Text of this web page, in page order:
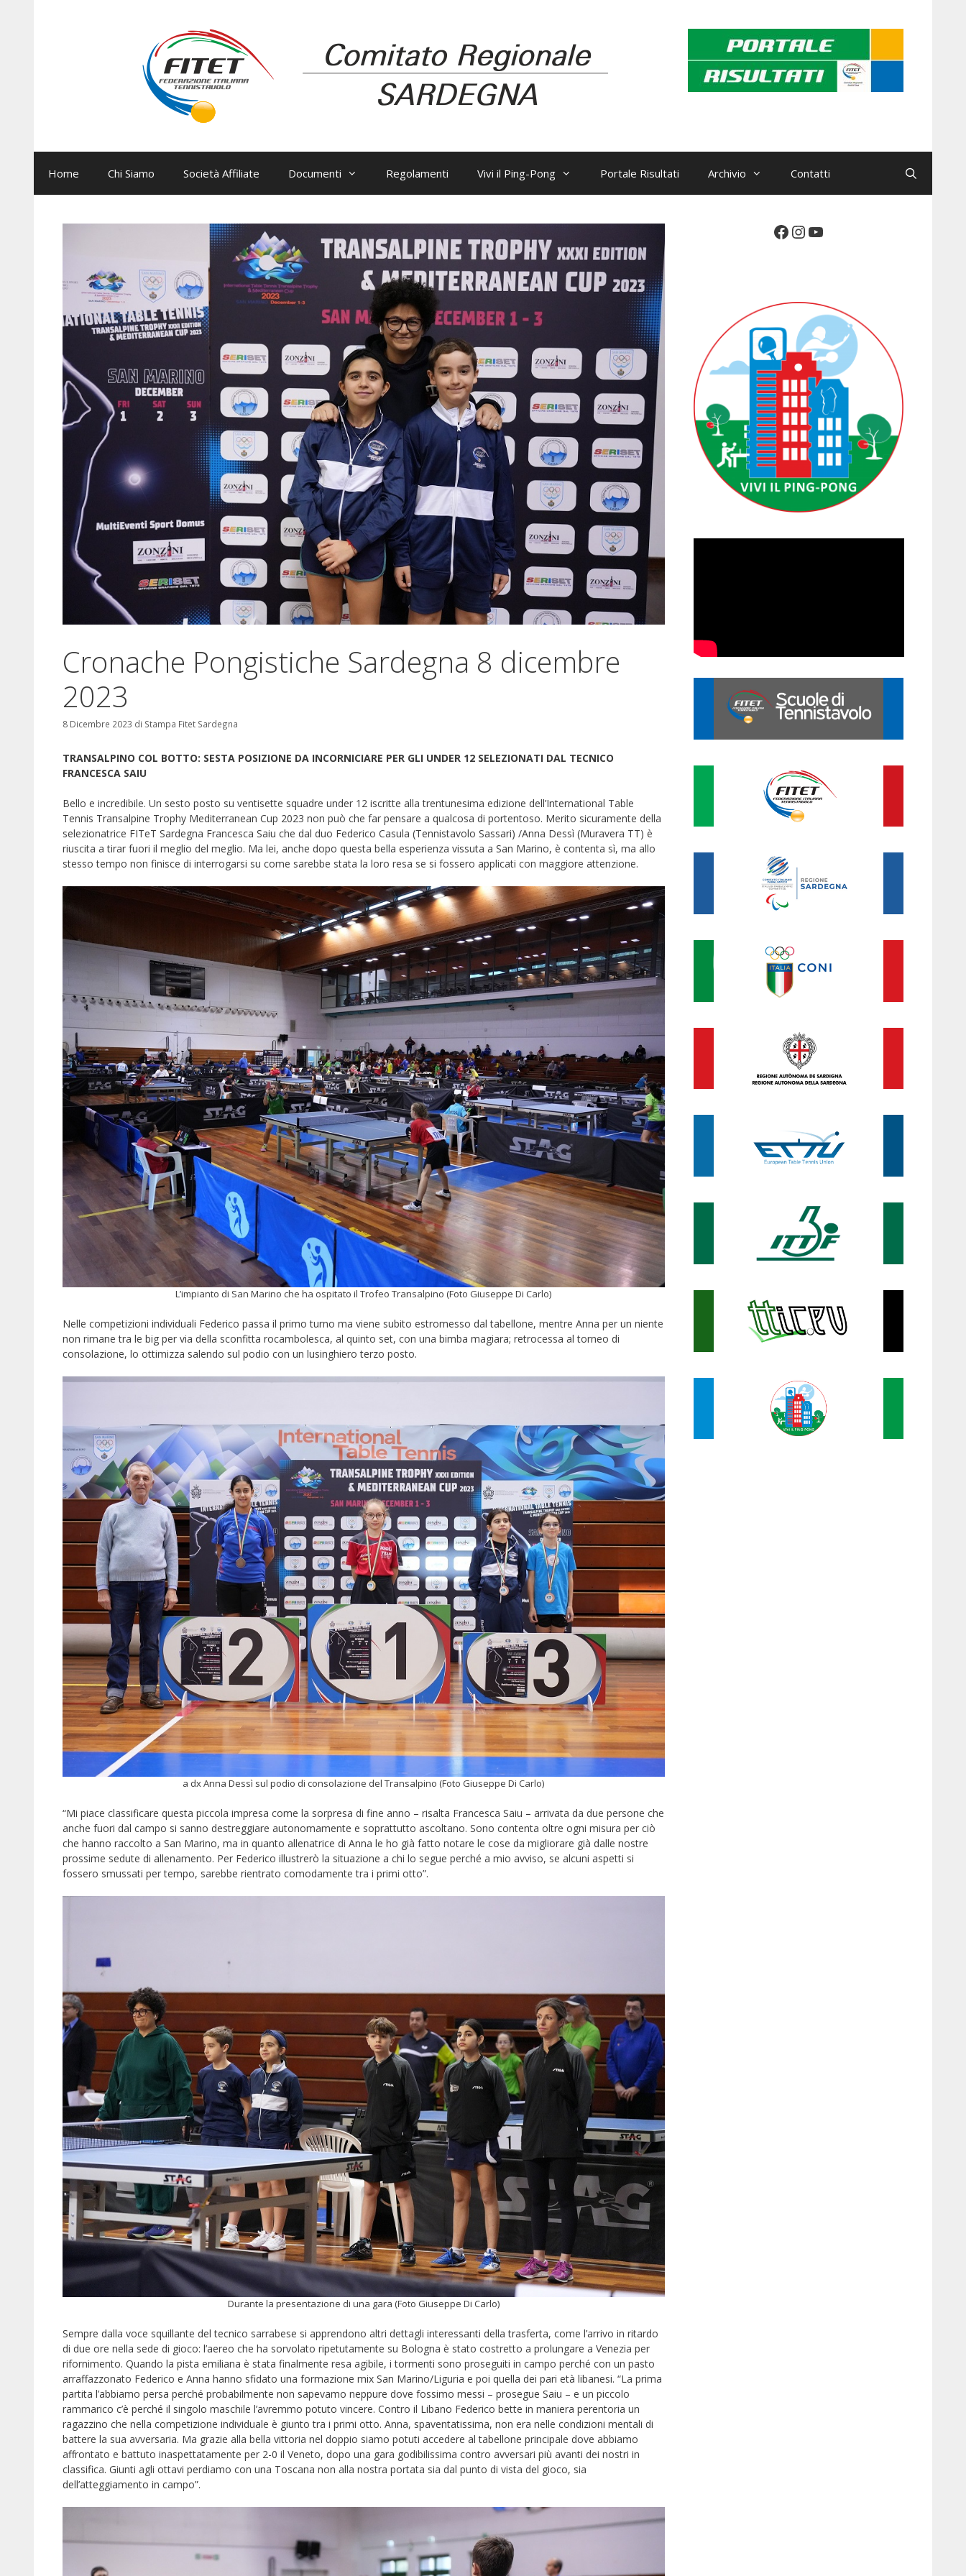
Home Chi Siamo Società Affiliate Documenti Regolamenti Vivi il Ping-Pong Portale Risultati Archivio Contatti
Cronache Pongistiche Sardegna 8 dicembre
2023
8 Dicembre 2023 di Stampa Fitet Sardegna
TRANSALPINO COL BOTTO: SESTA POSIZIONE DA INCORNICIARE PER GLI UNDER 12 SELEZIONATI DAL TECNICO
FRANCESCA SAIU
Bello e incredibile. Un sesto posto su ventisette squadre under 12 iscritte alla trentunesima edizione dell’International Table
Tennis Transalpine Trophy Mediterranean Cup 2023 non può che far pensare a qualcosa di portentoso. Merito sicuramente della
selezionatrice FITeT Sardegna Francesca Saiu che dal duo Federico Casula (Tennistavolo Sassari) /Anna Dessì (Muravera TT) è
riuscita a tirar fuori il meglio del meglio. Ma lei, anche dopo questa bella esperienza vissuta a San Marino, è contenta sì, ma allo
stesso tempo non finisce di interrogarsi su come sarebbe stata la loro resa se si fossero applicati con maggiore attenzione.
L’impianto di San Marino che ha ospitato il Trofeo Transalpino (Foto Giuseppe Di Carlo)
Nelle competizioni individuali Federico passa il primo turno ma viene subito estromesso dal tabellone, mentre Anna per un niente
non rimane tra le big per via della sconfitta rocambolesca, al quinto set, con una bimba magiara; retrocessa al torneo di
consolazione, lo ottimizza salendo sul podio con un lusinghiero terzo posto.
a dx Anna Dessì sul podio di consolazione del Transalpino (Foto Giuseppe Di Carlo)
“Mi piace classificare questa piccola impresa come la sorpresa di fine anno – risalta Francesca Saiu – arrivata da due persone che
anche fuori dal campo si sanno destreggiare autonomamente e soprattutto ascoltano. Sono contenta oltre ogni misura per ciò
che hanno raccolto a San Marino, ma in quanto allenatrice di Anna le ho già fatto notare le cose da migliorare già dalle nostre
prossime sedute di allenamento. Per Federico illustrerò la situazione a chi lo segue perché a mio avviso, se alcuni aspetti si
fossero smussati per tempo, sarebbe rientrato comodamente tra i primi otto”.
Durante la presentazione di una gara (Foto Giuseppe Di Carlo)
Sempre dalla voce squillante del tecnico sarrabese si apprendono altri dettagli interessanti della trasferta, come l’arrivo in ritardo
di due ore nella sede di gioco: l’aereo che ha sorvolato ripetutamente su Bologna è stato costretto a prolungare a Venezia per
rifornimento. Quando la pista emiliana è stata finalmente resa agibile, i tormenti sono proseguiti in campo perché con un pasto
arraffazzonato Federico e Anna hanno sfidato una formazione mix San Marino/Liguria e poi quella dei pari età libanesi. “La prima
partita l’abbiamo persa perché probabilmente non sapevamo neppure dove fossimo messi – prosegue Saiu – e un piccolo
rammarico c’è perché il singolo maschile l’avremmo potuto vincere. Contro il Libano Federico bette in maniera perentoria un
ragazzino che nella competizione individuale è giunto tra i primi otto. Anna, spaventatissima, non era nelle condizioni mentali di
battere la sua avversaria. Ma grazie alla bella vittoria nel doppio siamo potuti accedere al tabellone principale dove abbiamo
affrontato e battuto inaspettatamente per 2-0 il Veneto, dopo una gara godibilissima contro avversari più avanti dei nostri in
classifica. Giunti agli ottavi perdiamo con una Toscana non alla nostra portata sia dal punto di vista del gioco, sia
dell’atteggiamento in campo”.
Facebook
Instagram
YouTube